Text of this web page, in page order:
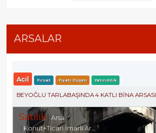
ARSALAR
Acil Fırsat Fiyatı Düşen Yatırımlık
BEYOĞLU TARLABAŞINDA 4 KATLI BINA ARSASI
Satılık Arsa
Konut+Ticari İmarlı Arsa